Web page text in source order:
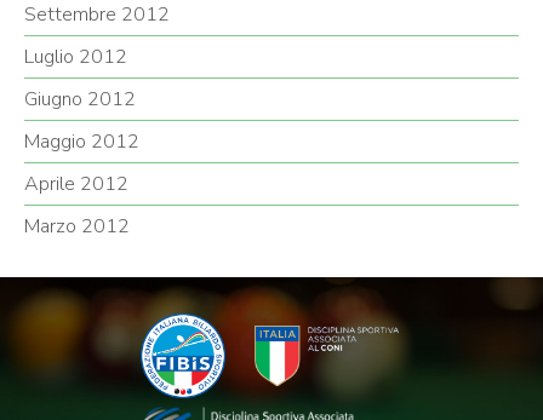
Settembre 2012
Luglio 2012
Giugno 2012
Maggio 2012
Aprile 2012
Marzo 2012